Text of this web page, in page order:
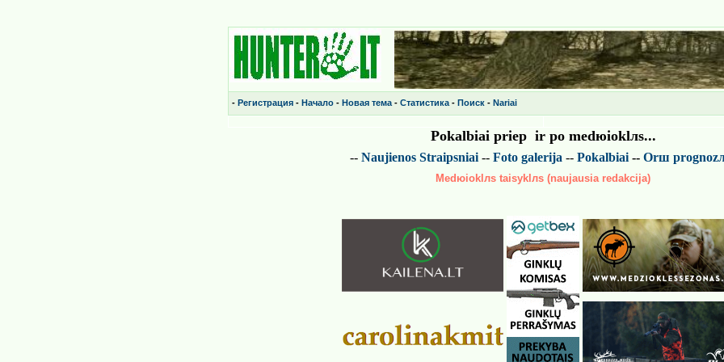
- Регистрация - Начало - Новая тема - Статистика - Поиск - Nariai
Pokalbiai prieр ir po medюioklлs...
-- Naujienos Straipsniai-- Foto galerija -- Pokalbiai -- Orш prognoz
Medюioklлs taisyklлs (naujausia redakcija)